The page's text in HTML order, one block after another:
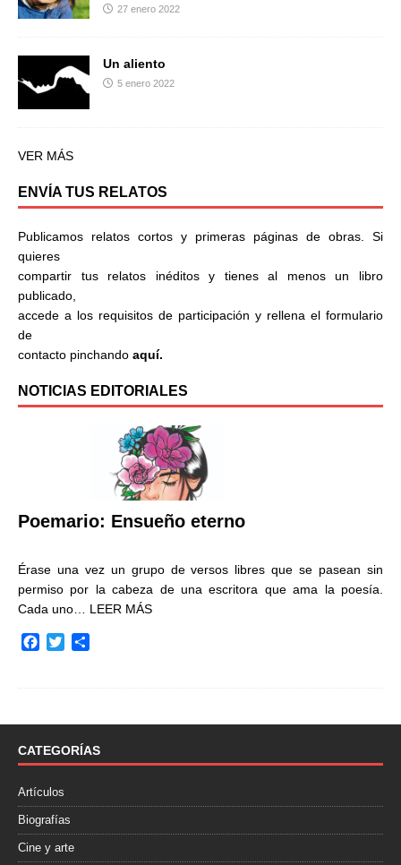
27 enero 2022
Un aliento
5 enero 2022
VER MÁS
ENVÍA TUS RELATOS
Publicamos relatos cortos y primeras páginas de obras. Si
quieres
compartir tus relatos inéditos y tienes al menos un libro
publicado,
accede a los requisitos de participación y rellena el formulario
de
contacto pinchando aquí.
NOTICIAS EDITORIALES
Poemario: Ensueño eterno
Érase una vez un grupo de versos libres que se pasean sin
permiso por la cabeza de una escritora que ama la poesía.
Cada uno… LEER MÁS
o
k
r
t
i
CATEGORÍAS
Artículos
Biografías
Cine y arte